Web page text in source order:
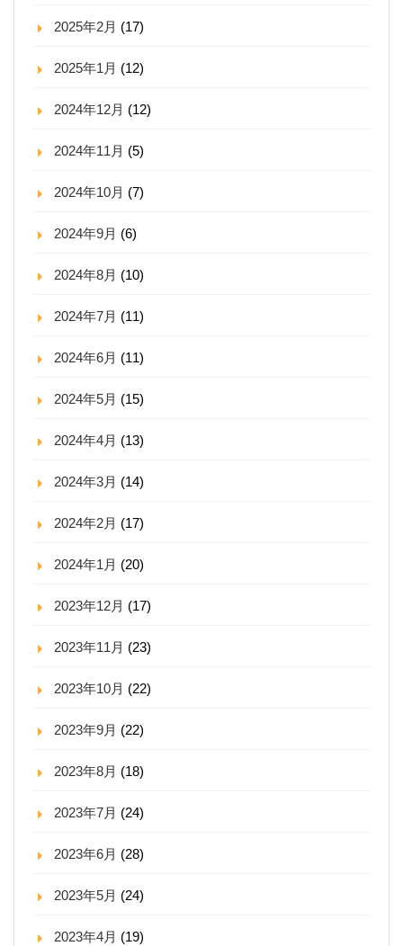
2025年2月 (17)
2025年1月 (12)
2024年12月 (12)
2024年11月 (5)
2024年10月 (7)
2024年9月 (6)
2024年8月 (10)
2024年7月 (11)
2024年6月 (11)
2024年5月 (15)
2024年4月 (13)
2024年3月 (14)
2024年2月 (17)
2024年1月 (20)
2023年12月 (17)
2023年11月 (23)
2023年10月 (22)
2023年9月 (22)
2023年8月 (18)
2023年7月 (24)
2023年6月 (28)
2023年5月 (24)
2023年4月 (19)